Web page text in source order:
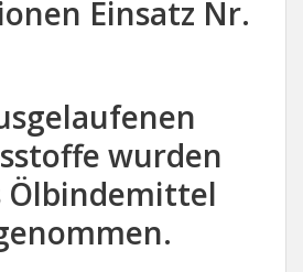
Einsatz Nr.
wurden